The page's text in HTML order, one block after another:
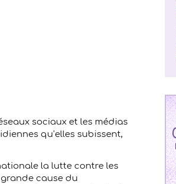
sociaux et les médias
qu’elles subissent,
la lutte contre les
cause du